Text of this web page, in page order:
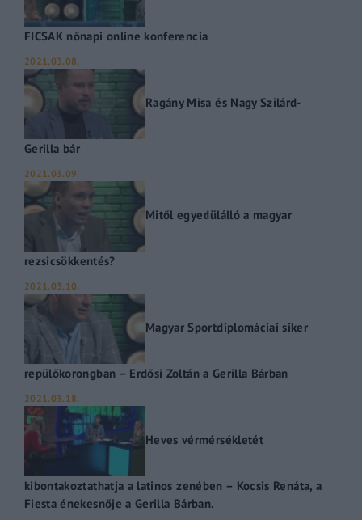
FICSAK nőnapi online konferencia
2021.03.08.
Ragány Misa és Nagy Szilárd-
Gerilla bár
2021.03.09.
Mitől egyedülálló a magyar
rezsicsökkentés?
2021.03.10.
Magyar Sportdiplomáciai siker
repülőkorongban – Erdősi Zoltán a Gerilla Bárban
2021.03.18.
Heves vérmérsékletét
kibontakoztathatja a latinos zenében – Kocsis Renáta, a
Fiesta énekesnője a Gerilla Bárban.